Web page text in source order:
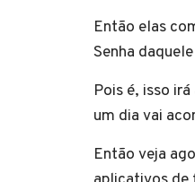
Então elas
Senha
Pois é, isso
um dia vai
Então veja